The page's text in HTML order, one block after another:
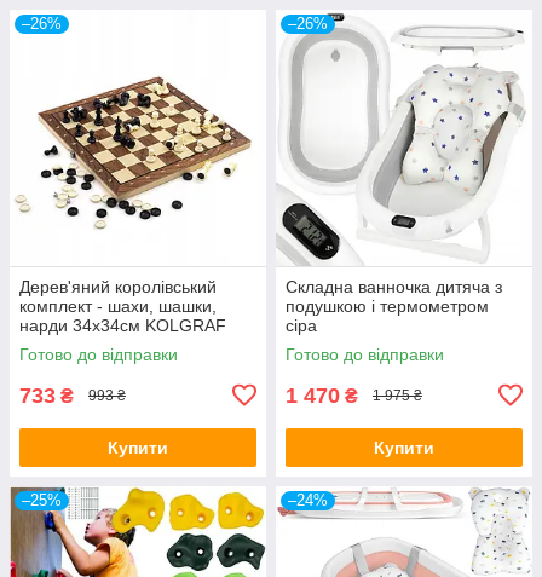
–26%
Дерев'яний королівський
комплект - шахи, шашки,
нарди 34x34см KOLGRAF
Готово до відправки
733 ₴ 993 ₴
Купити
–26%
Складна ванночка дитяча з
подушкою і термометром
сіра
Готово до відправки
1 470 ₴ 1 975 ₴
Купити
–25% –24%